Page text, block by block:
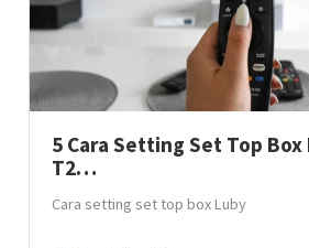
5 Cara Setting Set Top Box
T2…
Cara setting set top box Luby